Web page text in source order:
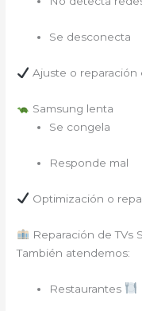
Se desconecta
Ajuste o reparación
Samsung lenta
Se congela
Responde mal
Optimización o
Reparación de TVs
También atendemos:
Restaurantes